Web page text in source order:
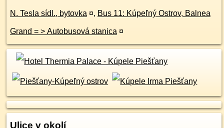
N. Tesla sídl., bytovka ¤, Bus 11: Kúpeľný Ostrov, Balnea
Grand = > Autobusová stanica ¤
Ulice v okolí